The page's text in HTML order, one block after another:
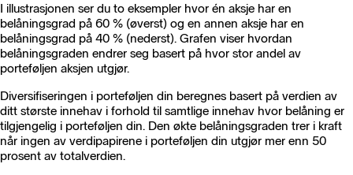
I illustrasjonen ser du to eksempler hvor én aksje har en
belåningsgrad på 60 % (øverst) og en annen aksje har en
belåningsgrad på 40 % (nederst). Grafen viser hvordan
belåningsgraden endrer seg basert på hvor stor andel av
porteføljen aksjen utgjør.
Diversifiseringen i porteføljen din beregnes basert på verdien av
ditt største innehav i forhold til samtlige innehav hvor belåning er
tilgjengelig i porteføljen din. Den økte belåningsgraden trer i kraft
når ingen av verdipapirene i porteføljen din utgjør mer enn 50
prosent av totalverdien.